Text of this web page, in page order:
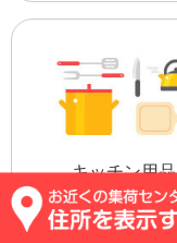
キッチン用品
ｽﾌﾟｰﾝ､ﾌｫｰｸ､ﾅｲﾌ